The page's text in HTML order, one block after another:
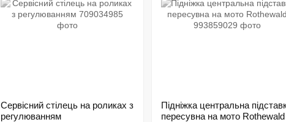
Сервісний стілець на роликах з
регулюванням
Підніжка центральна
пересувна на мото Rothewald